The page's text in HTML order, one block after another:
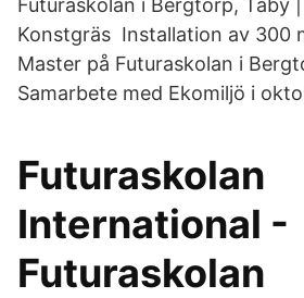
Futuraskolan i Bergtorp, Täby
Konstgräs Installation av 300
Master på Futuraskolan i
Samarbete med Ekomiljö i
Futuraskolan
International -
Futuraskolan